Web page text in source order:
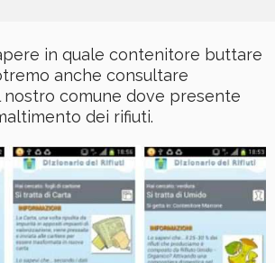
in quale contenitore buttare
anche consultare
nostro comune dove presente
dei rifiuti.